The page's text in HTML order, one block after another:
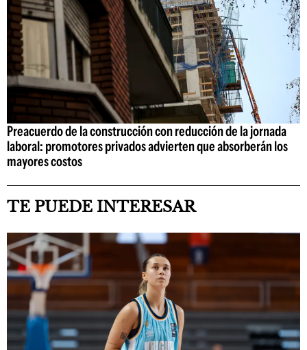
Preacuerdo de la construcción con reducción de la jornada
laboral: promotores privados advierten que absorberán los
mayores costos
TE PUEDE INTERESAR